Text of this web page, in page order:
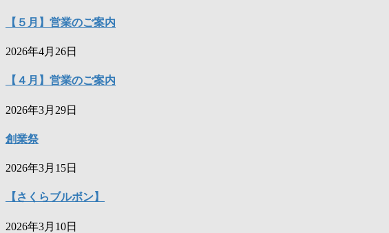
【５月】営業のご案内
2026年4月26日
【４月】営業のご案内
2026年3月29日
創業祭
2026年3月15日
【さくらブルボン】
2026年3月10日